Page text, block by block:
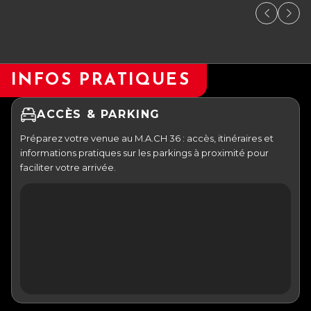
INFOS PRATIQUES
ACCÈS & PARKING
Préparez votre venue au M.A.CH 36 : accès, itinéraires et
informations pratiques sur les parkings à proximité pour
faciliter votre arrivée.